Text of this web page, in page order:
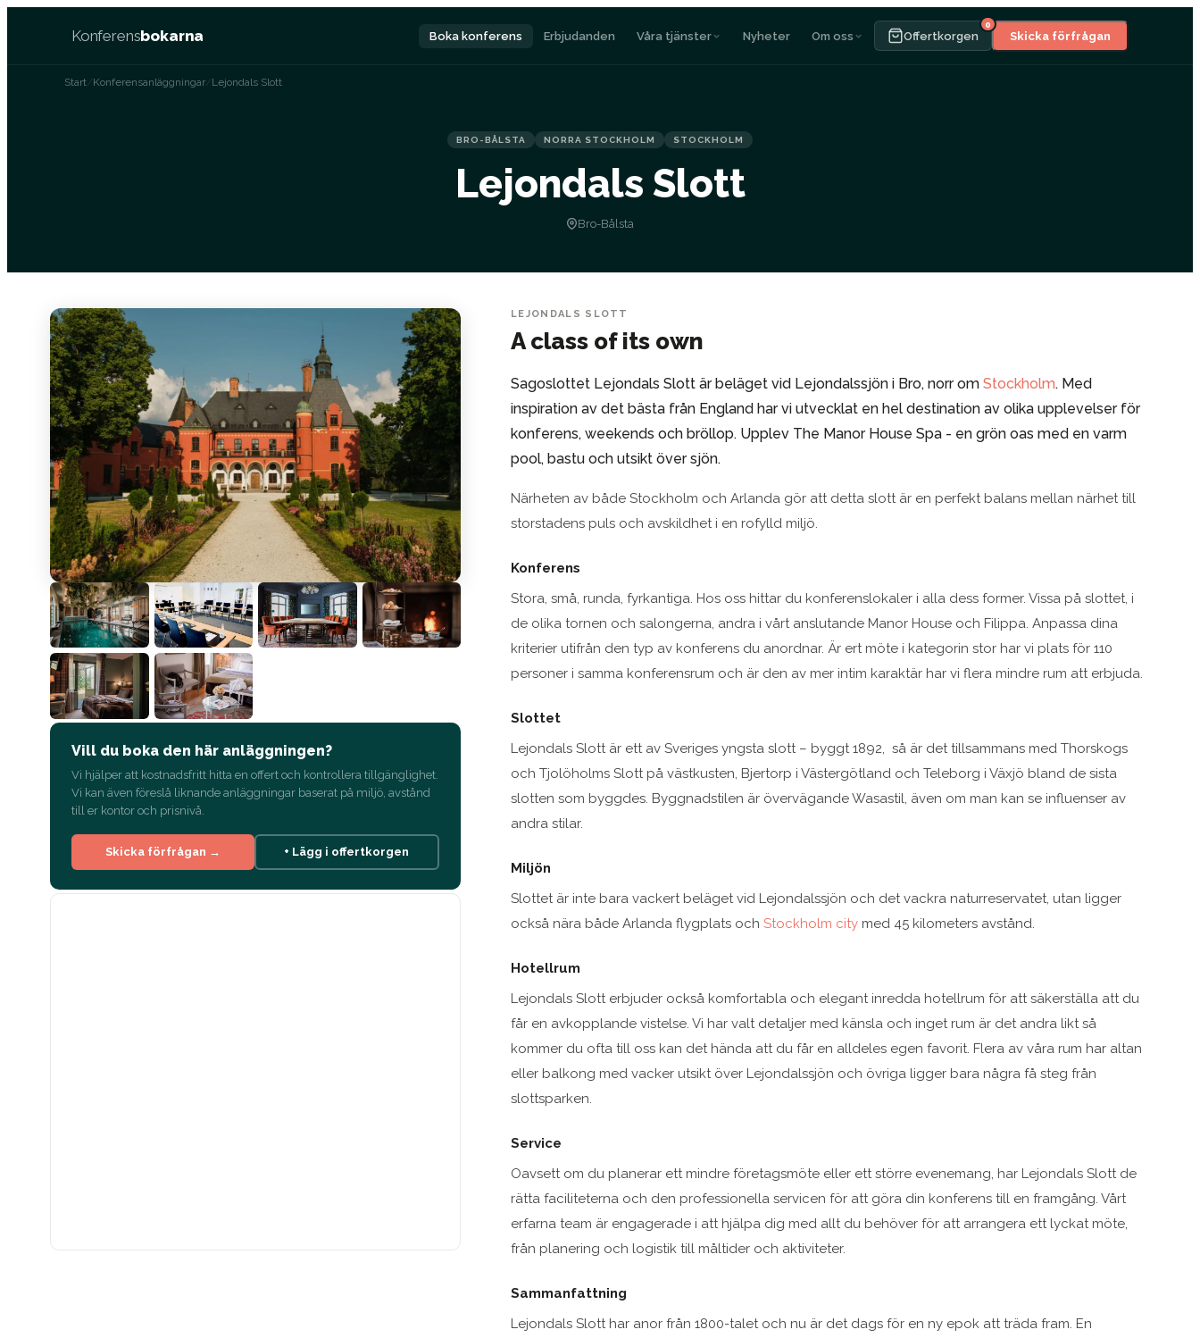
Konferensbokarna Boka konferens Erbjudanden Våra tjänster Nyheter Om oss Offertkorgen
0
Skicka förfrågan
Start Konferensanläggningar Lejondals Slott
BRO-BÅLSTA NORRA STOCKHOLM STOCKHOLM
Lejondals Slott
Bro-Bålsta
Vill du boka den här anläggningen?
Vi hjälper att kostnadsfritt hitta en offert och kontrollera tillgänglighet.
Vi kan även föreslå liknande anläggningar baserat på miljö, avstånd
till er kontor och prisnivå.
Skicka förfrågan → + Lägg i offertkorgen
LEJONDALS SLOTT
A class of its own
Sagoslottet Lejondals Slott är beläget vid Lejondalssjön i Bro, norr om Stockholm. Med
inspiration av det bästa från England har vi utvecklat en hel destination av olika upplevelser för
konferens, weekends och bröllop. Upplev The Manor House Spa - en grön oas med en varm
pool, bastu och utsikt över sjön.
Närheten av både Stockholm och Arlanda gör att detta slott är en perfekt balans mellan närhet till
storstadens puls och avskildhet i en rofylld miljö.
Konferens
Stora, små, runda, fyrkantiga. Hos oss hittar du konferenslokaler i alla dess former. Vissa på slottet, i
de olika tornen och salongerna, andra i vårt anslutande Manor House och Filippa. Anpassa dina
kriterier utifrån den typ av konferens du anordnar. Är ert möte i kategorin stor har vi plats för 110
personer i samma konferensrum och är den av mer intim karaktär har vi flera mindre rum att erbjuda.
Slottet
Lejondals Slott är ett av Sveriges yngsta slott – byggt 1892, så är det tillsammans med Thorskogs
och Tjolöholms Slott på västkusten, Bjertorp i Västergötland och Teleborg i Växjö bland de sista
slotten som byggdes. Byggnadstilen är övervägande Wasastil, även om man kan se influenser av
andra stilar.
Miljön
Slottet är inte bara vackert beläget vid Lejondalssjön och det vackra naturreservatet, utan ligger
också nära både Arlanda flygplats och Stockholm city med 45 kilometers avstånd.
Hotellrum
Lejondals Slott erbjuder också komfortabla och elegant inredda hotellrum för att säkerställa att du
får en avkopplande vistelse. Vi har valt detaljer med känsla och inget rum är det andra likt så
kommer du ofta till oss kan det hända att du får en alldeles egen favorit. Flera av våra rum har altan
eller balkong med vacker utsikt över Lejondalssjön och övriga ligger bara några få steg från
slottsparken.
Service
Oavsett om du planerar ett mindre företagsmöte eller ett större evenemang, har Lejondals Slott de
rätta faciliteterna och den professionella servicen för att göra din konferens till en framgång. Vårt
erfarna team är engagerade i att hjälpa dig med allt du behöver för att arrangera ett lyckat möte,
från planering och logistik till måltider och aktiviteter.
Sammanfattning
Lejondals Slott har anor från 1800-talet och nu är det dags för en ny epok att träda fram. En